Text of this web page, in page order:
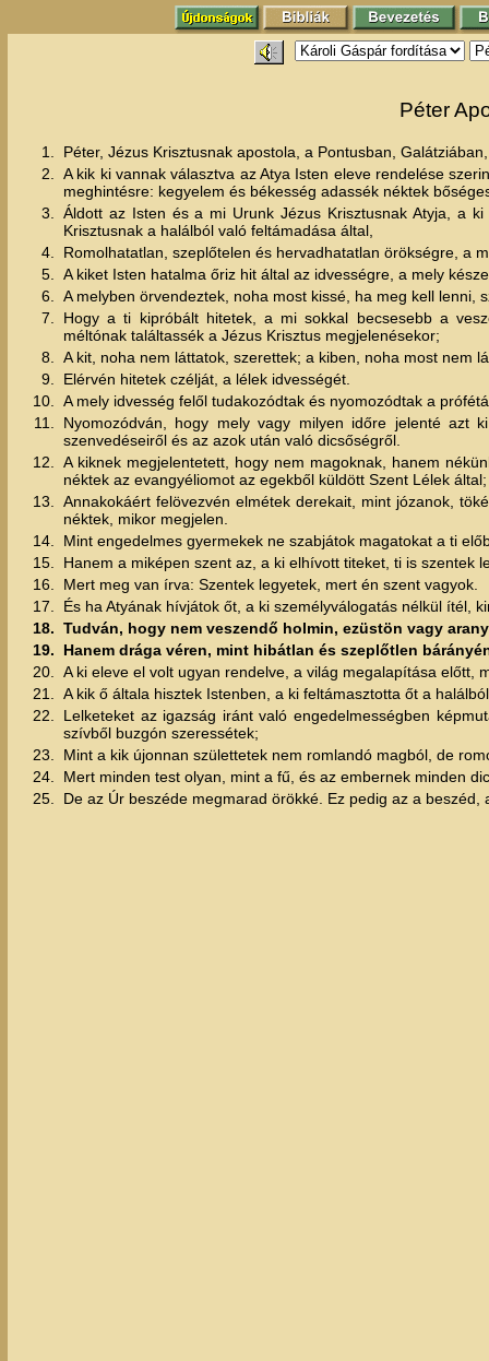
Péter
1.
Péter, Jézus Krisztusnak apostola, a Pontusban,
2.
A kik ki vannak választva az Atya Isten eleve rendelése
meghintésre: kegyelem és békesség adassék néktek
3.
Áldott az Isten és a mi Urunk Jézus Krisztusnak Atyja, a
Krisztusnak a halálból való feltámadása által,
4.
Romolhatatlan, szeplőtelen és hervadhatatlan örökségre, a
5.
A kiket Isten hatalma őriz hit által az idvességre, a mely
6.
A melyben örvendeztek, noha most kissé, ha meg kell lenni,
7.
Hogy a ti kipróbált hitetek, a mi sokkal becsesebb a
méltónak találtassék a Jézus Krisztus megjelenésekor;
8.
A kit, noha nem láttatok, szerettek; a kiben, noha most nem
9.
Elérvén hitetek czélját, a lélek idvességét.
10.
A mely idvesség felől tudakozódtak és nyomozódtak a
11.
Nyomozódván, hogy mely vagy milyen időre jelenté
szenvedéseiről és az azok után való dicsőségről.
12.
A kiknek megjelentetett, hogy nem magoknak, hanem
néktek az evangyéliomot az egekből küldött Szent Lélek
13.
Annakokáért felövezvén elmétek derekait, mint józanok,
néktek, mikor megjelen.
14.
Mint engedelmes gyermekek ne szabjátok magatokat a ti
15.
Hanem a miképen szent az, a ki elhívott titeket, ti is szentek
16.
Mert meg van írva: Szentek legyetek, mert én szent vagyok.
17.
És ha Atyának hívjátok őt, a ki személyválogatás nélkül ítél,
18. Tudván, hogy nem veszendő holmin, ezüstön vagy
19.
Hanem drága véren, mint hibátlan és szeplőtlen
20.
A ki eleve el volt ugyan rendelve, a világ megalapítása előtt,
21.
A kik ő általa hisztek Istenben, a ki feltámasztotta őt a
22.
Lelketeket az igazság iránt való engedelmességben
szívből buzgón szeressétek;
23.
Mint a kik újonnan születtetek nem romlandó magból, de
24.
Mert minden test olyan, mint a fű, és az embernek minden
25.
De az Úr beszéde megmarad örökké. Ez pedig az a beszéd,